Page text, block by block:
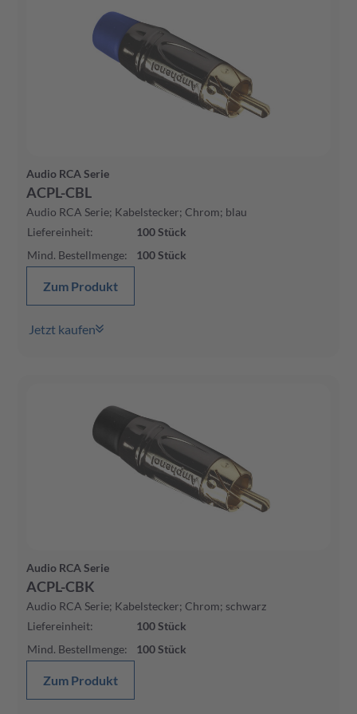
Audio RCA Serie
ACPL-CBL
Audio RCA Serie; Kabelstecker; Chrom; blau
Liefereinheit: 100Stück
Mind. Bestellmenge: 100Stück
Zum Produkt
Jetzt kaufen
Audio RCA Serie
ACPL-CBK
Audio RCA Serie; Kabelstecker; Chrom; schwarz
Liefereinheit: 100Stück
Mind. Bestellmenge: 100Stück
Zum Produkt